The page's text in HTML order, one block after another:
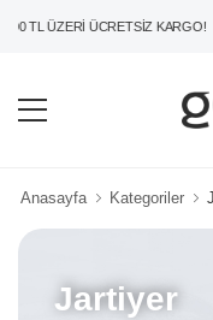
TL ÜZERİ ÜCRETSİZ KARGO!
Anasayfa Kategoriler
Jartiyer